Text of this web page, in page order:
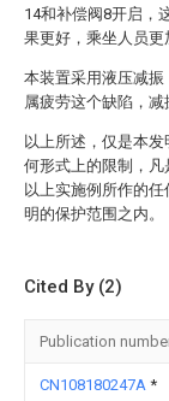
14和补偿阀8开启，
果更好，乘坐人员更
本装置采用液压减
属疲劳这个缺陷，减
以上所述，仅是本
何形式上的限制，
以上实施例所作的
明的保护范围之内。
Cited By (2)
Publication
CN108180247A *